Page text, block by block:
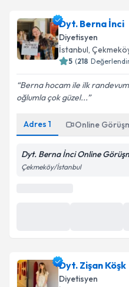
Dyt. Berna İnci
Diyetisyen
İstanbul,
5 (218
Berna hocam ile ilk
oğlumla çok güzel...
Adres 1 Online
Online Görüşme
Bu uzman online danışmanlık
Dyt. Zişan Köşk
Diyetisyen